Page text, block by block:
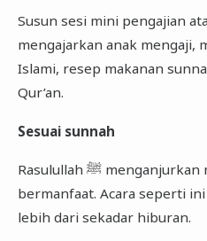
Susun sesi mini pengajian
mengajarkan anak mengaji,
Islami, resep makanan
Qur’an.
Sesuai sunnah
Rasulullah ﷺ menganjurkan menyebarkan ilmu
bermanfaat. Acara seperti
lebih dari sekadar hiburan.